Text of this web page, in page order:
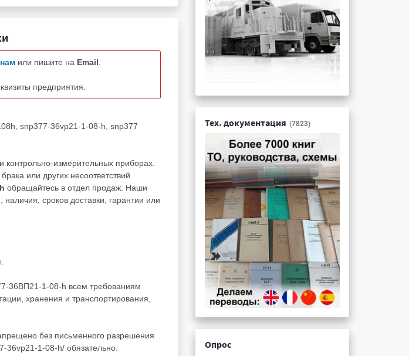
или пишите на Email
предприятия.
snp377-36vp21-1-08-h, snp377
измерительных приборах.
или других несоответствий
обращайтесь в отдел продаж. Наши
сроков доставки, гарантии или
36ВП21-1-08-h всем требованиям
хранения и транспортирования,
без письменного разрешения
36vp21-1-08-h/ обязательно.
Тех. документация (7823)
Опрос